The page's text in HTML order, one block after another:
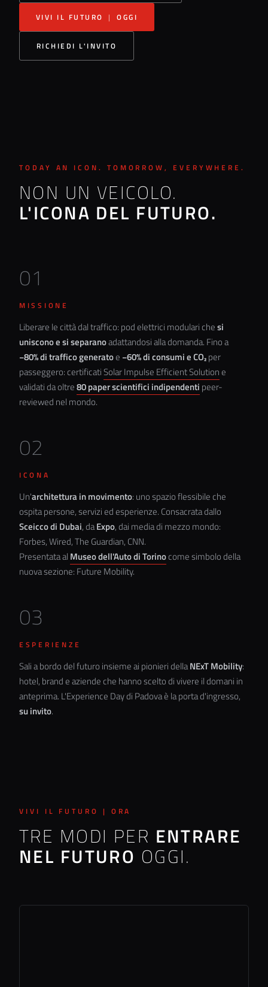
VIVI IL FUTURO | OGGI
RICHIEDI L'INVITO
TODAY AN ICON. TOMORROW, EVERYWHERE.
NON UN VEICOLO.
L'ICONA DEL FUTURO.
01
MISSIONE
Liberare le città dal traffico: pod elettrici modulari chesi
uniscono e si separanoadattandosi alla domanda. Fino a
−80% di traffico generatoe −60% di consumi e CO₂per
passeggero: certificatiSolar Impulse Efficient Solutione
validati da oltre80 paper scientifici indipendenti peer-
reviewed nel mondo.
02
ICONA
Un'architettura in movimento: uno spazio flessibile che
ospita persone, servizi ed esperienze. Consacrata dallo
Sceicco di Dubai, daExpo, dai media di mezzo mondo:
Forbes, Wired, The Guardian, CNN.
Presentata al Museo dell'Auto di Torinocome simbolo della
nuova sezione: Future Mobility.
03
ESPERIENZE
Sali a bordo del futuro insieme ai pionieri dellaNExT Mobility:
hotel, brand e aziende che hanno scelto di vivere il domani in
anteprima. L'Experience Day di Padova è la porta d'ingresso,
su invito.
VIVI IL FUTURO | ORA
TRE MODI PER ENTRARE
NEL FUTURO OGGI.